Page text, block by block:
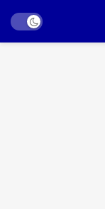
mode